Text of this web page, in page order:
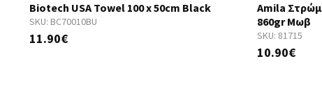
SKU: BC70010BU
Biotech USA Towel 100 x 50cm Black
11.90€ SKU: 81715
Amila
860gr Μωβ
10.90€